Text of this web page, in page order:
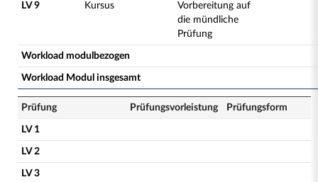
LV 9 Kursus
Vorbereitung auf
die mündliche
Prüfung
Workload modulbezogen
Workload Modul insgesamt
Prüfung Prüfungsvorleistung Prüfungsform
LV 1
LV 2
LV 3